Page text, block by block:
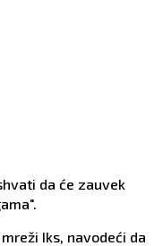
da će zauvek
Iks, navodeći da